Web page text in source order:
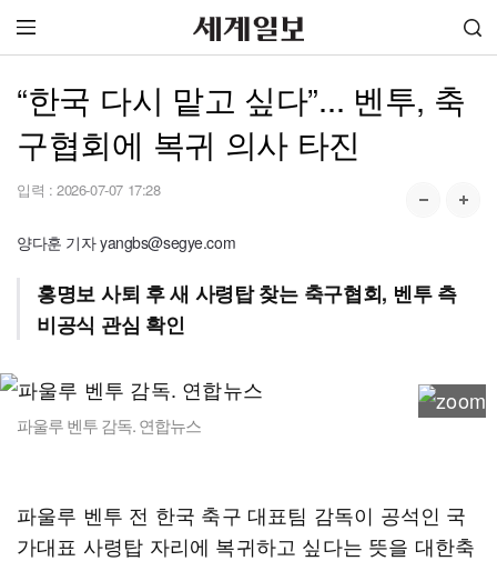
“한국 다시 맡고 싶다”... 벤투, 축
구협회에 복귀 의사 타진
입력 : 2026-07-07 17:28
양다훈 기자 yangbs@segye.com
홍명보 사퇴 후 새 사령탑 찾는 축구협회, 벤투 측
비공식 관심 확인
파울루 벤투 감독. 연합뉴스
파울루 벤투 전 한국 축구 대표팀 감독이 공석인 국
가대표 사령탑 자리에 복귀하고 싶다는 뜻을 대한축